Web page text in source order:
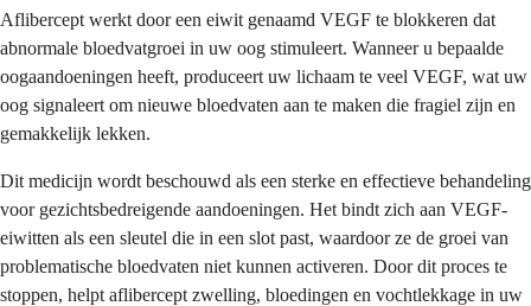
Aflibercept werkt door een eiwit genaamd VEGF te blokkeren dat
abnormale bloedvatgroei in uw oog stimuleert. Wanneer u bepaalde
oogaandoeningen heeft, produceert uw lichaam te veel VEGF, wat uw
oog signaleert om nieuwe bloedvaten aan te maken die fragiel zijn en
gemakkelijk lekken.
Dit medicijn wordt beschouwd als een sterke en effectieve behandeling
voor gezichtsbedreigende aandoeningen. Het bindt zich aan VEGF-
eiwitten als een sleutel die in een slot past, waardoor ze de groei van
problematische bloedvaten niet kunnen activeren. Door dit proces te
stoppen, helpt aflibercept zwelling, bloedingen en vochtlekkage in uw